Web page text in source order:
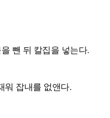
뺀 뒤 칼집을 넣는다.
워 잡내를 없앤다.